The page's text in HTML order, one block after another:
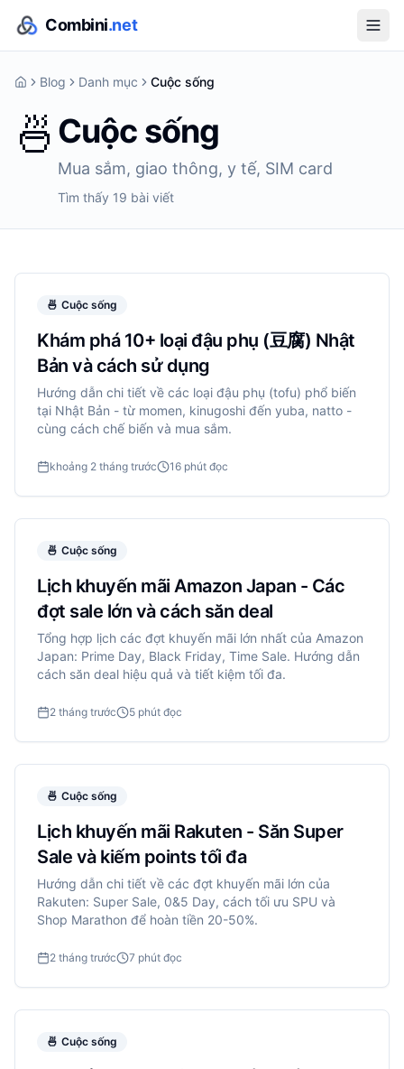
Combini.net
Blog Danh mục Cuộc sống
🍜 Cuộc sống
Mua sắm, giao thông, y tế, SIM card
Tìm thấy 19 bài viết
🍜 Cuộc sống
Khám phá 10+ loại đậu phụ (豆腐) Nhật
Bản và cách sử dụng
Hướng dẫn chi tiết về các loại đậu phụ (tofu) phổ biến
tại Nhật Bản - từ momen, kinugoshi đến yuba, natto -
cùng cách chế biến và mua sắm.
khoảng 2 tháng trước 16 phút đọc
🍜 Cuộc sống
Lịch khuyến mãi Amazon Japan - Các
đợt sale lớn và cách săn deal
Tổng hợp lịch các đợt khuyến mãi lớn nhất của Amazon
Japan: Prime Day, Black Friday, Time Sale. Hướng dẫn
cách săn deal hiệu quả và tiết kiệm tối đa.
2 tháng trước 5 phút đọc
🍜 Cuộc sống
Lịch khuyến mãi Rakuten - Săn Super
Sale và kiếm points tối đa
Hướng dẫn chi tiết về các đợt khuyến mãi lớn của
Rakuten: Super Sale, 0&5 Day, cách tối ưu SPU và
Shop Marathon để hoàn tiền 20-50%.
2 tháng trước 7 phút đọc
🍜 Cuộc sống